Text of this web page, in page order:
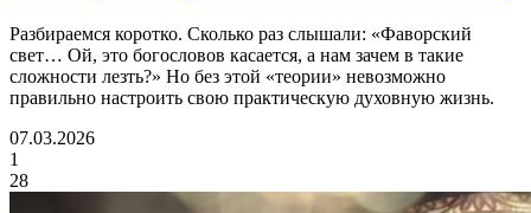
Разбираемся коротко. Сколько раз слышали: «Фаворский
свет… Ой, это богословов касается, а нам зачем в такие
сложности лезть?» Но без этой «теории» невозможно
правильно настроить свою практическую духовную жизнь.
07.03.2026
1
28